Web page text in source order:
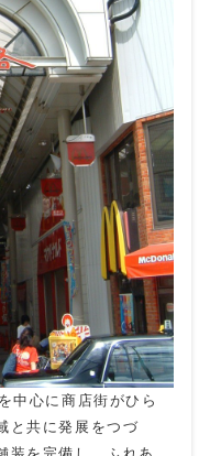
中心に商店街がひら
と共に発展をつづ